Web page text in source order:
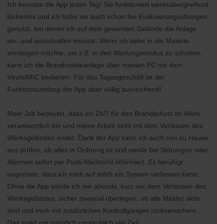
Ich benutze die App jeden Tag! Sie funktioniert werksübergreifend
lückenlos und ich habe sie auch schon bei Evakuierungsübungen
genutzt, bei denen ich auf dem gesamten Gelände die Anlage
ein- und ausschalten musste. Wenn ich tiefer in die Materie
einsteigen möchte, um z.B. in den Wartungsmodus zu schalten,
kann ich die Brandmeldeanlage über meinen PC mit dem
VirutelMIC bedienen. Für das Tagesgeschäft ist der
Funktionsumfang der App aber völlig ausreichend!
Mein Job bedeutet, dass ich 24/7 für den Brandschutz im Werk
verantwortlich bin und meine Arbeit nicht mit dem Verlassen des
Werksgeländes endet. Dank der App kann ich auch von zu Hause
aus prüfen, ob alles in Ordnung ist und werde bei Störungen oder
Alarmen sofort per Push-Nachricht informiert. Es beruhigt
ungemein, dass ich mich auf solch ein System verlassen kann.
Ohne die App würde ich mir abends, kurz vor dem Verlassen des
Werksgeländes, sicher zweimal überlegen, ob alle Melder aktiv
sind und mich mit zusätzlichen Kontrollgängen rückversichern.